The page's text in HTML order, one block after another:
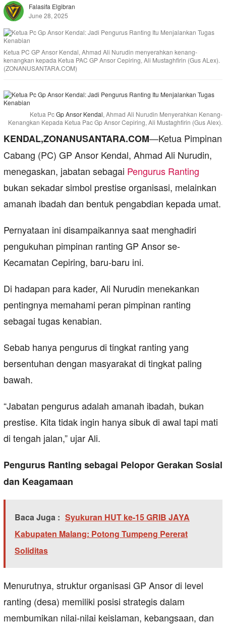
Falasifa Elgibran
June 28, 2025
Ketua PC GP Ansor Kendal, Ahmad Ali Nurudin menyerahkan kenang-
kenangkan kepada Ketua PAC GP Ansor Cepiring, Ali Mustaghfirin (Gus ALex).
(ZONANUSANTARA.COM)
Ketua PcGp Ansor Kendal, Ahmad Ali Nurudin Menyerahkan Kenang-
Kenangkan Kepada Ketua Pac Gp Ansor Cepiring, Ali Mustaghfirin (Gus Alex).
KENDAL,ZONANUSANTARA.COM—Ketua Pimpinan
Cabang (PC) GP Ansor Kendal, Ahmad Ali Nurudin,
menegaskan, jabatan sebagai Pengurus Ranting
bukan sekadar simbol prestise organisasi, melainkan
amanah ibadah dan bentuk pengabdian kepada umat.
Pernyataan ini disampaikannya saat menghadiri
pengukuhan pimpinan ranting GP Ansor se-
Kecamatan Cepiring, baru-baru ini.
Di hadapan para kader, Ali Nurudin menekankan
pentingnya memahami peran pimpinan ranting
sebagai tugas kenabian.
Sebab hanya pengurus di tingkat ranting yang
bersentuhan dengan masyarakat di tingkat paling
bawah.
“Jabatan pengurus adalah amanah ibadah, bukan
prestise. Kita tidak ingin hanya sibuk di awal tapi mati
di tengah jalan,” ujar Ali.
Pengurus Ranting sebagai Pelopor Gerakan Sosial
dan Keagamaan
Baca Juga : Syukuran HUT ke-15 GRIB JAYA
Kabupaten Malang: Potong Tumpeng Pererat
Soliditas
Menurutnya, struktur organisasi GP Ansor di level
ranting (desa) memiliki posisi strategis dalam
membumikan nilai-nilai keislaman, kebangsaan, dan